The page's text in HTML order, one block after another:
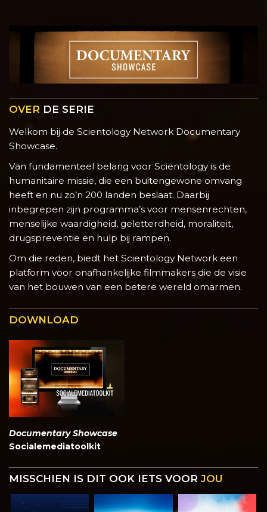
OVER DE SERIE
Welkom bij de Scientology Network Documentary
Showcase.
Van fundamenteel belang voor Scientology is de
humanitaire missie, die een buitengewone omvang
heeft en nu zo’n 200 landen beslaat. Daarbij
inbegrepen zijn programma’s voor mensenrechten,
menselijke waardigheid, geletterdheid, moraliteit,
drugspreventie en hulp bij rampen.
Om die reden, biedt het Scientology Network een
platform voor onafhankelijke filmmakers die de visie
van het bouwen van een betere wereld omarmen.
DOWNLOAD
Documentary Showcase
Socialemediatoolkit
MISSCHIEN IS DIT OOK IETS VOOR JOU